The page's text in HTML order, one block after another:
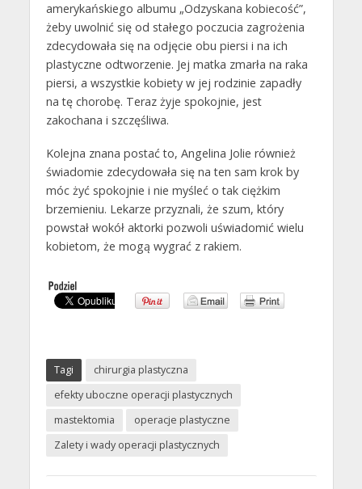
amerykańskiego albumu „Odzyskana kobiecość”,
żeby uwolnić się od stałego poczucia zagrożenia
zdecydowała się na odjęcie obu piersi i na ich
plastyczne odtworzenie. Jej matka zmarła na raka
piersi, a wszystkie kobiety w jej rodzinie zapadły
na tę chorobę. Teraz żyje spokojnie, jest
zakochana i szczęśliwa.
Kolejna znana postać to, Angelina Jolie również
świadomie zdecydowała się na ten sam krok by
móc żyć spokojnie i nie myśleć o tak ciężkim
brzemieniu. Lekarze przyznali, że szum, który
powstał wokół aktorki pozwoli uświadomić wielu
kobietom, że mogą wygrać z rakiem.
Tagi
chirurgia plastyczna
efekty uboczne operacji plastycznych
mastektomia
operacje plastyczne
Zalety i wady operacji plastycznych